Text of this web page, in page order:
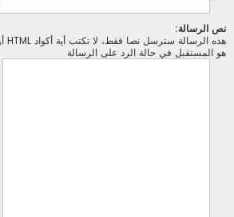
نص الرسالة:
هو المستقبل في حالة الرد على الرسالة